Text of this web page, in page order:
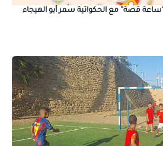
قصة” مع الحكواتية سمر أبو الهيجاء